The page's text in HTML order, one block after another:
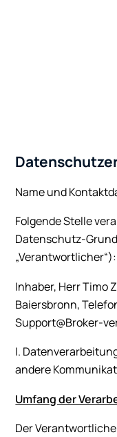
Name und
Folgende Stelle
Datenschutz-
„Verantwortlicher“):
Inhaber, Herr Timo
Baiersbronn,
Support@Broker-
I.
andere
Umfang der
Der